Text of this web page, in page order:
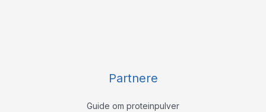
Partnere
Guide om proteinpulver